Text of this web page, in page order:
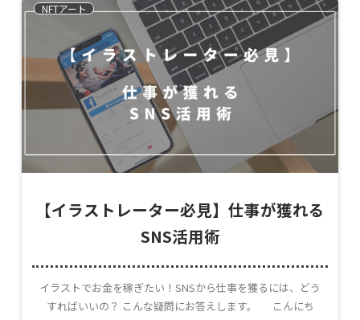
NFTアート
【イラストレーター必見】仕事が獲れる
SNS活用術
イラストでお金を稼ぎたい！SNSから仕事を獲るには、どう
すればいいの？ こんな疑問にお答えします。 こんにち